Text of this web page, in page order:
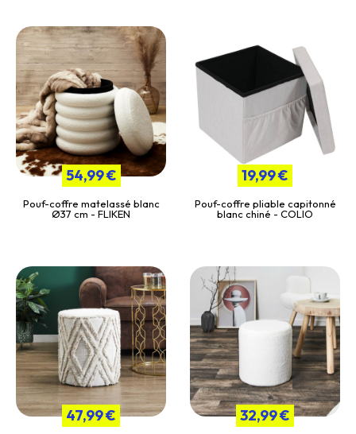
54,99 €
Pouf-coffre matelassé blanc
Ø37 cm - FLIKEN
19,99 €
Pouf-coffre pliable capitonné
blanc chiné - COLIO
47,99 € 32,99 €